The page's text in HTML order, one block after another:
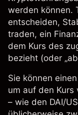
werden können.
entscheiden,
traden, ein
dem Kurs des
bezieht (oder
Sie können
um auf den Kurs
– wie den DAI/